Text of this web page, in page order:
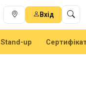
Вхід
Stand-up